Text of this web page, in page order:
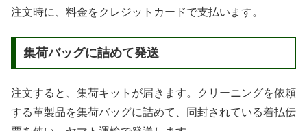
注文時に、料金をクレジットカードで支払います。
集荷バッグに詰めて発送
注文すると、集荷キットが届きます。クリーニングを依頼
する革製品を集荷バッグに詰めて、同封されている着払伝